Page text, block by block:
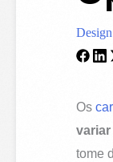
Os
tome